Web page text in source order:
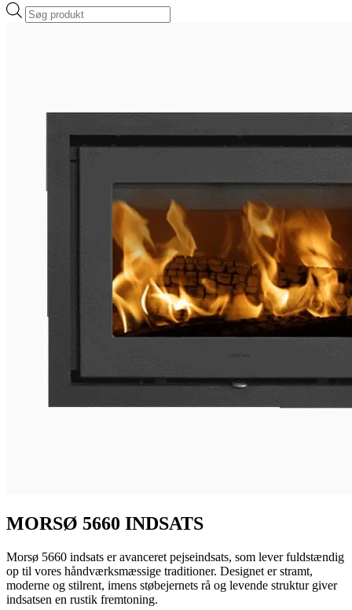
Products
search
MORSØ 5660 INDSATS
Morsø 5660 indsats er avanceret pejseindsats, som lever fuldstændig
op til vores håndværksmæssige traditioner. Designet er stramt,
moderne og stilrent, imens støbejernets rå og levende struktur giver
indsatsen en rustik fremtoning.